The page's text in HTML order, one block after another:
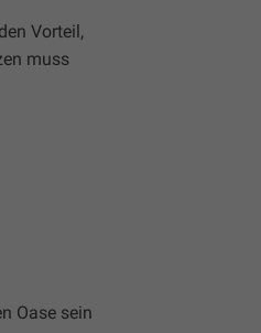
Vorteil,
muss
Oase sein